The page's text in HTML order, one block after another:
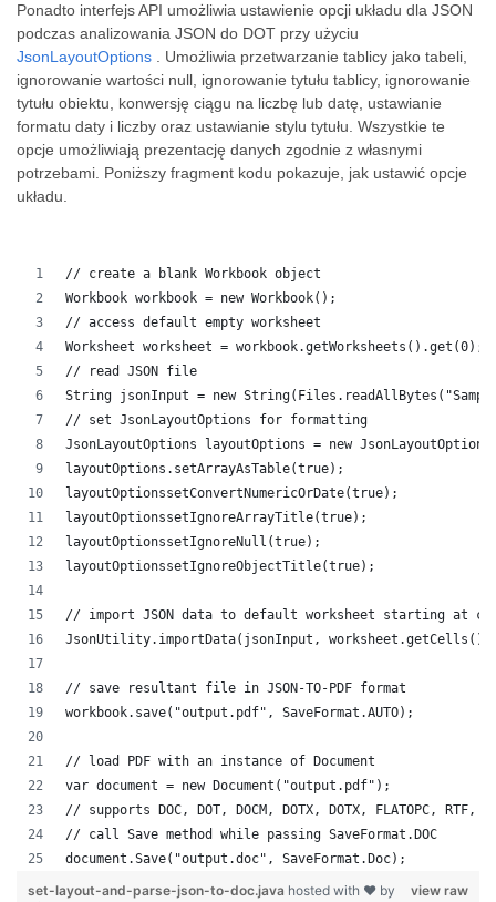
Ponadto interfejs API umożliwia ustawienie opcji układu dla JSON
podczas analizowania JSON do DOT przy użyciu
JsonLayoutOptions . Umożliwia przetwarzanie tablicy jako tabeli,
ignorowanie wartości null, ignorowanie tytułu tablicy, ignorowanie
tytułu obiektu, konwersję ciągu na liczbę lub datę, ustawianie
formatu daty i liczby oraz ustawianie stylu tytułu. Wszystkie te
opcje umożliwiają prezentację danych zgodnie z własnymi
potrzebami. Poniższy fragment kodu pokazuje, jak ustawić opcje
układu.
// create a blank Workbook object
Workbook workbook = new Workbook();
// access default empty worksheet
Worksheet worksheet = workbook.getWorksheets().get(0);
// read JSON file
String jsonInput = new
// set JsonLayoutOptions for formatting
JsonLayoutOptions layoutOptions = new
layoutOptions.setArrayAsTable(true);
layoutOptionssetConvertNumericOrDate(true);
layoutOptionssetIgnoreArrayTitle(true);
layoutOptionssetIgnoreNull(true);
layoutOptionssetIgnoreObjectTitle(true);
// import JSON data to default worksheet starting at
JsonUtility.importData(jsonInput,
// save resultant file in JSON-TO-PDF format
workbook.save("output.pdf", SaveFormat.AUTO);
// load PDF with an instance of Document
var document = new Document("output.pdf");
// supports DOC, DOT, DOCM, DOTX, DOTX, FLATOPC,
// call Save method while passing SaveFormat.DOC
document.Save("output.doc", SaveFormat.Doc);
view raw
set-layout-and-parse-json-to-doc.java hosted with ❤ by